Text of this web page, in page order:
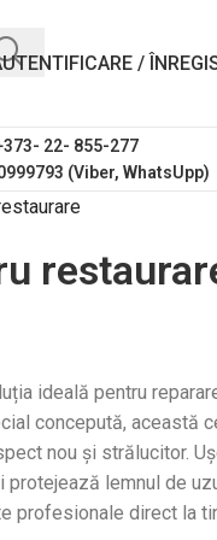
/
22- 855-277
(Viber, WhatsUpp)
ideală pentru
concepută, această
nou și strălucitor.
lemnul de
profesionale direct la